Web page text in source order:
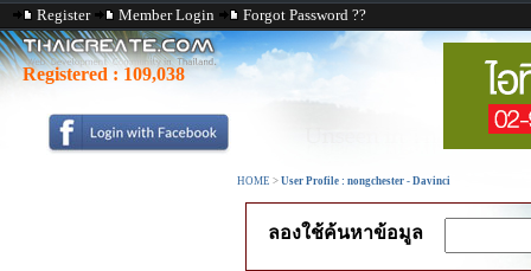
Register Member Login Forgot Password ??
Registered : 109,038
HOME > User Profile : nongchester - Davinci
ลองใช้ค้นหาข้อมูล